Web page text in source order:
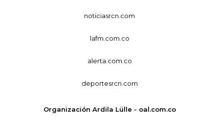
noticiasrcn.com
lafm.com.co
alerta.com.co
deportesrcn.com
Organización Ardila Lülle - oal.com.co